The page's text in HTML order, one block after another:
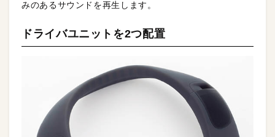
みのあるサウンドを再生します。
ドライバユニットを2つ配置